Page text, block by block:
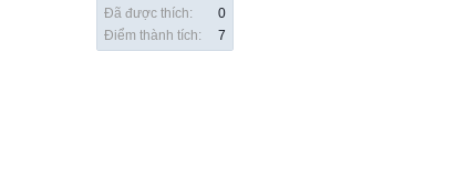
Đã được thích:
0
Điểm thành tích:
7